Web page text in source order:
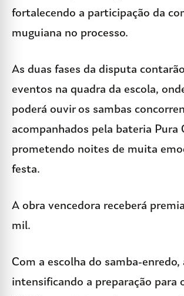
fortalecendo a participação da
muguiana no processo.
As duas fases da disputa
eventos na quadra da escola,
poderá ouvir os sambas
acompanhados pela bateria Pura
prometendo noites de muita
festa.
A obra vencedora receberá
mil.
Com a escolha do samba-enredo,
intensificando a preparação para